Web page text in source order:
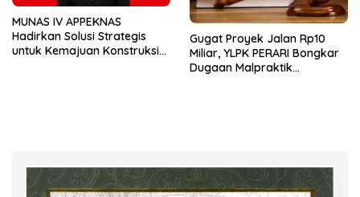
MUNAS IV APPEKNAS
Hadirkan Solusi Strategis
untuk Kemajuan Konstruksi
Gugat Proyek Jalan Rp10
Miliar, YLPK PERARI Bongkar
Dugaan Malpraktik